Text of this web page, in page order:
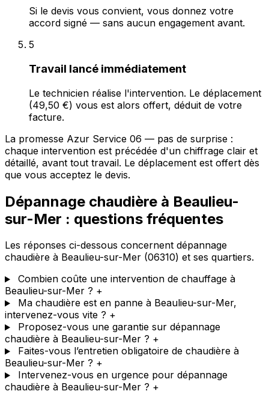
Si le devis vous convient, vous donnez votre
accord signé — sans aucun engagement avant.
5
Travail lancé immédiatement
Le technicien réalise l'intervention. Le déplacement
(49,50 €) vous est alors offert, déduit de votre
facture.
La promesse Azur Service 06 — pas de surprise :
chaque intervention est précédée d'un chiffrage clair et
détaillé, avant tout travail. Le déplacement est offert dès
que vous acceptez le devis.
Dépannage chaudière à Beaulieu-
sur-Mer : questions fréquentes
Les réponses ci-dessous concernent dépannage
chaudière à Beaulieu-sur-Mer (06310) et ses quartiers.
Combien coûte une intervention de chauffage à
Beaulieu-sur-Mer ? +
Ma chaudière est en panne à Beaulieu-sur-Mer,
intervenez-vous vite ? +
Proposez-vous une garantie sur dépannage
chaudière à Beaulieu-sur-Mer ? +
Faites-vous l’entretien obligatoire de chaudière à
Beaulieu-sur-Mer ? +
Intervenez-vous en urgence pour dépannage
chaudière à Beaulieu-sur-Mer ? +